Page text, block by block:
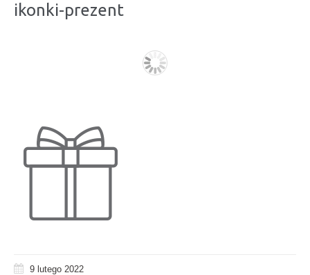
ikonki-prezent
9 lutego 2022